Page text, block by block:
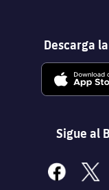
Descarga
Sigue al
facebook
x